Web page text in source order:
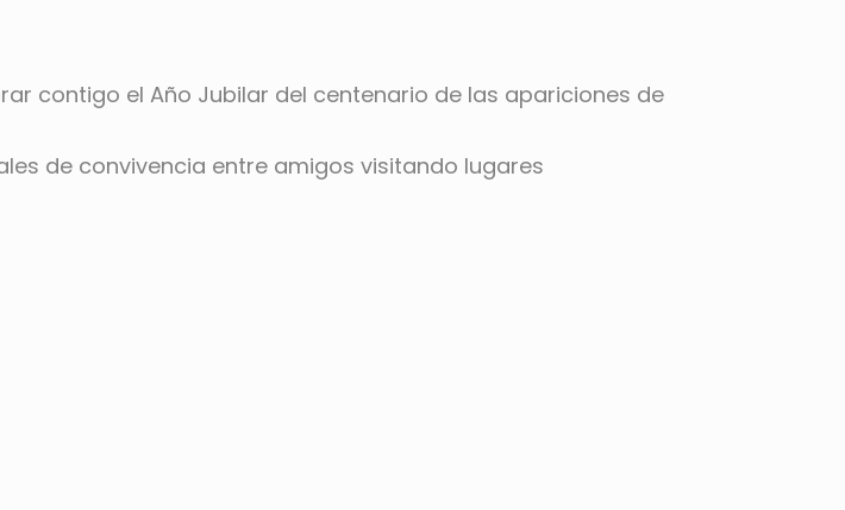
contigo el Año Jubilar del centenario de las apariciones de
de convivencia entre amigos visitando lugares